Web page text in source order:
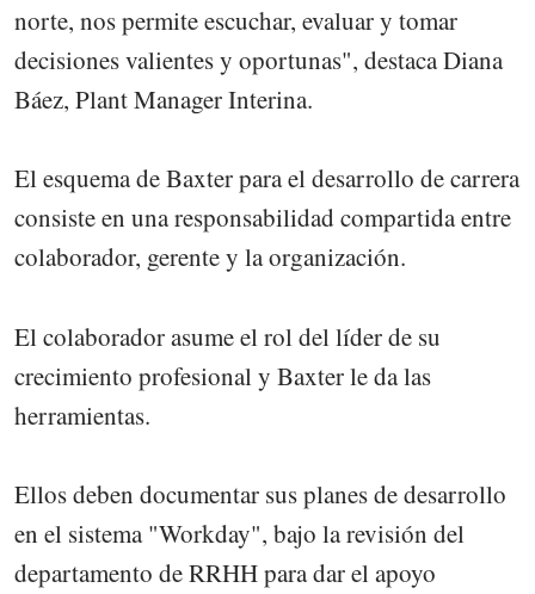
norte, nos permite escuchar, evaluar y tomar
decisiones valientes y oportunas", destaca Diana
Báez, Plant Manager Interina.
El esquema de Baxter para el desarrollo de carrera
consiste en una responsabilidad compartida entre
colaborador, gerente y la organización.
El colaborador asume el rol del líder de su
crecimiento profesional y Baxter le da las
herramientas.
Ellos deben documentar sus planes de desarrollo
en el sistema "Workday", bajo la revisión del
departamento de RRHH para dar el apoyo